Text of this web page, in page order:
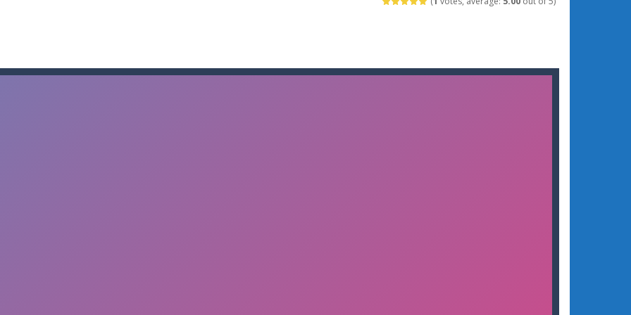
Disaster Survival – Thử thách sống sót sau thảm họa thiên nhiên khốc liệt Game Natural Disaster Survival...